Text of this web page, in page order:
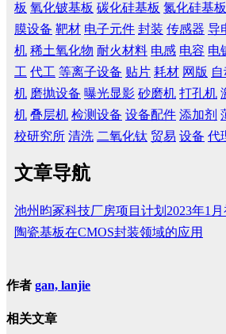
板 氧化铍基板 碳化硅基板 氮化硅基板
膜设备 靶材 电子元件 封装 传感器 导
机 稀土氧化物 耐火材料 电感 电容 电
工 代工 等离子设备 贴片 耗材 网版
机 磨抛设备 曝光显影 砂磨机 打孔机
机 叠层机 检测设备 设备配件 添加剂
校研究所 清洗 二氧化钛 贸易 设备 代
文章导航
池州昀冢科技厂房项目计划2023年1
陶瓷基板在CMOS封装领域的应用
作者 gan, lanjie
相关文章